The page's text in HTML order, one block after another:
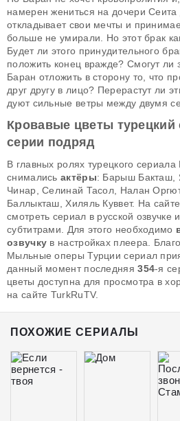
намерен жениться на дочери
откладывает свои мечты и
больше не умирали. Но этот брак
Будет ли этого принудительного
положить конец вражде? Смогут ли
Баран отложить в сторону то, что
друг другу в лицо? Перерастут ли
дуют сильные ветры между двумя
Кровавые цветы турецкий
серии подряд
В главных ролях турецкого
снималисьактёры: Барыш Бакташ,
Чинар, Селинай Тасол, Налан
Баллыкташ, Хиляль Куввет. На
смотреть сериал в русской озвучке
субтитрами. Для этого необходимо
озвучку в настройках плеера.
Мыльные оперы Турции сериал
данный момент последняя354-я
цветы доступна для просмотра в
на сайте TurkRuTV.
ПОХОЖИЕ СЕРИАЛЫ